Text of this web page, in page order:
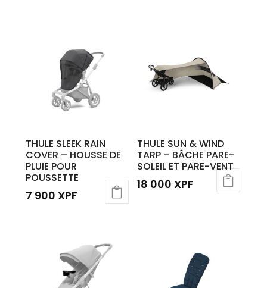
THULE SLEEK RAIN
COVER – HOUSSE DE
PLUIE POUR
POUSSETTE
7 900 XPF
THULE SUN & WIND
TARP – BÂCHE PARE-
SOLEIL ET PARE-VENT
18 000 XPF